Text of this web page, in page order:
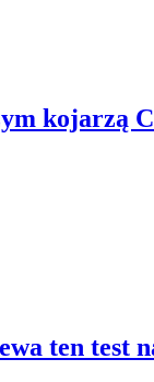
kojarzą
ten test